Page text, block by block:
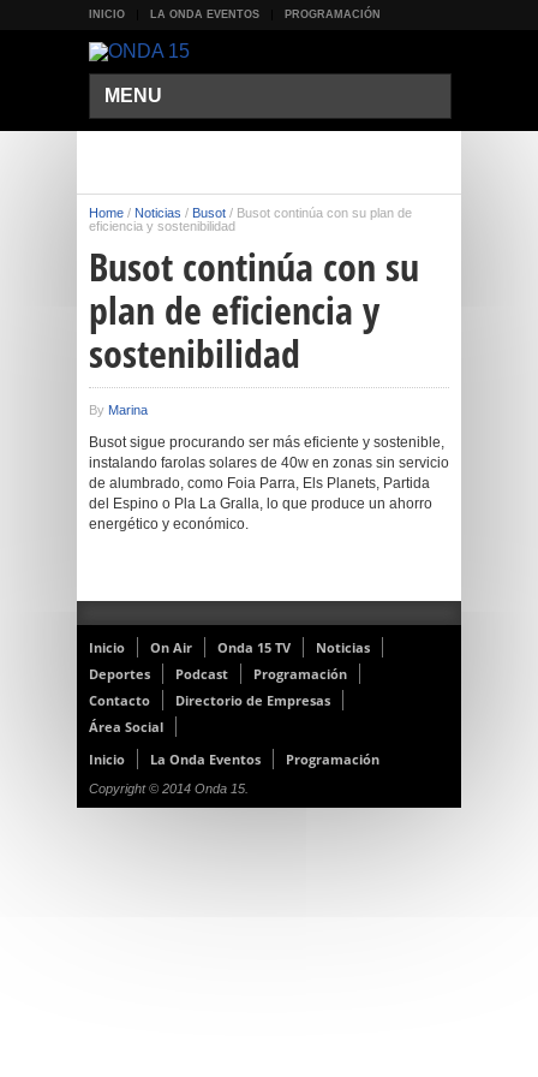
INICIO LA ONDA EVENTOS PROGRAMACIÓN
MENU
Home / Noticias / Busot / Busot continúa con su plan de
eficiencia y sostenibilidad
Busot continúa con su
plan de eficiencia y
sostenibilidad
By Marina
Busot sigue procurando ser más eficiente y sostenible,
instalando farolas solares de 40w en zonas sin servicio
de alumbrado, como Foia Parra, Els Planets, Partida
del Espino o Pla La Gralla, lo que produce un ahorro
energético y económico.
Inicio On Air Onda 15 TV
Noticias
Deportes
Podcast
Programación
Contacto
Directorio de Empresas
Área Social
Inicio
La Onda Eventos Programación
Copyright © 2014 Onda 15.